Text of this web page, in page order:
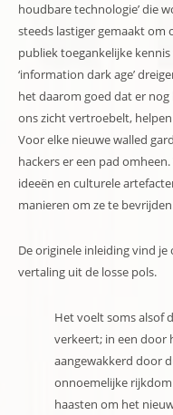
houdbare technologie’ die
steeds lastiger gemaakt om
publiek toegankelijke
‘information dark age’
het daarom goed dat er
ons zicht vertroebelt,
Voor elke nieuwe walled
hackers er een pad
ideeën en culturele
manieren om ze te
De originele inleiding vind
vertaling uit de losse pols.
Het voelt soms alsof
verkeert; in een door
aangewakkerd door
onnoemelijke
haasten om het